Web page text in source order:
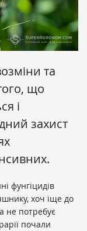
та
що
і
захист
фунгіцидів
хоч іще до
не потребує
почали